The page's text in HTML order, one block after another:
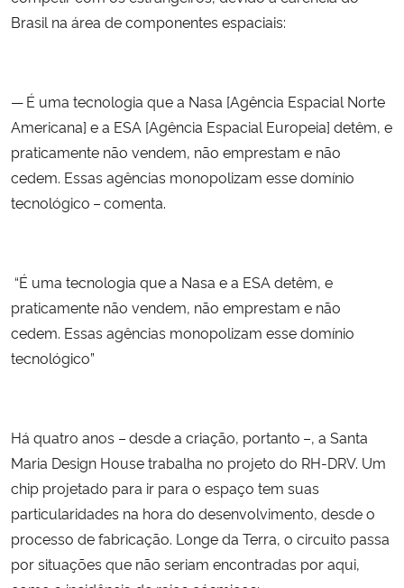
Banco Central do Brasil
Brasil na área de componentes espaciais:
— É uma tecnologia que a Nasa [Agência Espacial Norte
Americana] e a ESA [Agência Espacial Europeia] detêm, e
praticamente não vendem, não emprestam e não
cedem. Essas agências monopolizam esse domínio
tecnológico – comenta.
“É uma tecnologia que a Nasa e a ESA detêm, e
praticamente não vendem, não emprestam e não
cedem. Essas agências monopolizam esse domínio
tecnológico”
Há quatro anos – desde a criação, portanto –, a Santa
Maria Design House trabalha no projeto do RH-DRV. Um
chip projetado para ir para o espaço tem suas
particularidades na hora do desenvolvimento, desde o
processo de fabricação. Longe da Terra, o circuito passa
por situações que não seriam encontradas por aqui,